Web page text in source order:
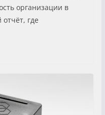
организации в
где